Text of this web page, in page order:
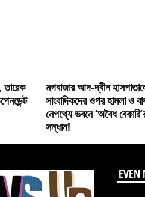
মগবাজার আদ-দ্বীন
সাংবাদিকদের ওপর হামলা ও
নেপথ্যে ভবনে ‘অবৈধ
সন্ধান!
EVEN